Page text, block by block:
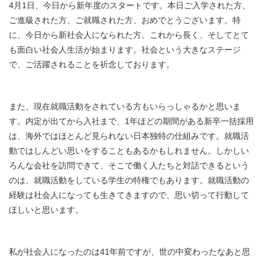
4月1日、今日から新年度のスタートです。本日ご入学された方、
ご進級された方、ご就職された方、おめでとうございます。特
に、今日から新社会人になられた方。これから長く、そしてとて
も面白い社会人生活が始まります。社会という大きなステージ
で、ご活躍されることを祈念しております。
また、現在就職活動をされている方もいらっしゃるかと思いま
す。内定が出てから入社まで、1年ほどの期間がある新卒一括採用
は、海外ではほとんど見られない日本独特の仕組みです。就職活
動ではしんどい思いをすることもあるかもしれません。しかしい
ろんな会社を訪問できて、そこで働く人たちと対話できるという
のは、就職活動をしている学生の特権でもあります。就職活動の
経験は社会人になっても生きてきますので、思い切って行動して
ほしいと思います。
私が社会人になったのは41年前ですが、世の中変わったなあと思